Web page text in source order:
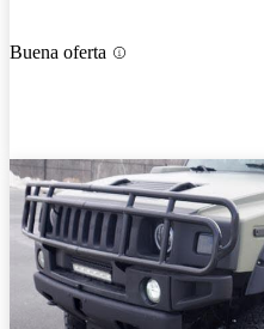
Buena oferta